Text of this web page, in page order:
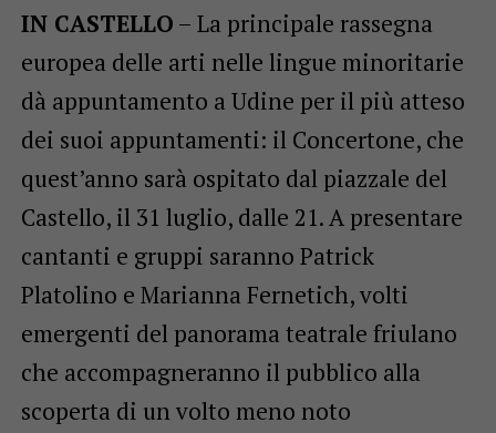
IN CASTELLO – La principale rassegna
europea delle arti nelle lingue minoritarie
dà appuntamento a Udine per il più atteso
dei suoi appuntamenti: il Concertone, che
quest’anno sarà ospitato dal piazzale del
Castello, il 31 luglio, dalle 21. A presentare
cantanti e gruppi saranno Patrick
Platolino e Marianna Fernetich, volti
emergenti del panorama teatrale friulano
che accompagneranno il pubblico alla
scoperta di un volto meno noto